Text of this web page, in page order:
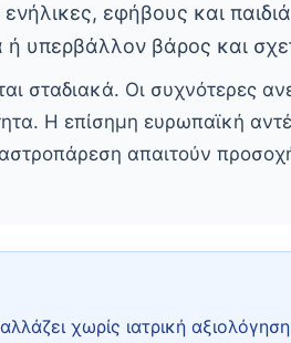
εφήβους και
υπερβάλλον βάρος και
σταδιακά. Οι συχνότερες
Η επίσημη ευρωπαϊκή
απαιτούν
χωρίς ιατρική